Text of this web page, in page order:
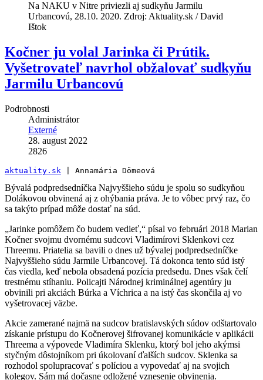
Na NAKU v Nitre priviezli aj sudkyňu Jarmilu
Urbancovú, 28.10. 2020. Zdroj: Aktuality.sk / David
Ištok
Kočner ju volal Jarinka či Prútik.
Vyšetrovateľ navrhol obžalovať sudkyňu
Jarmilu Urbancovú
Podrobnosti
Administrátor
Externé
28. august 2022
2826
aktuality.sk | Annamária Dömeová
Bývalá podpredsedníčka Najvyššieho súdu je spolu so sudkyňou
Dolákovou obvinená aj z ohýbania práva. Je to vôbec prvý raz, čo
sa takýto prípad môže dostať na súd.
„Jarinke pomôžem čo budem vedieť,“ písal vo februári 2018 Marian
Kočner svojmu dvornému sudcovi Vladimírovi Sklenkovi cez
Threemu. Priatelia sa bavili o dnes už bývalej podpredsedníčke
Najvyššieho súdu Jarmile Urbancovej. Tá dokonca tento súd istý
čas viedla, keď nebola obsadená pozícia predsedu. Dnes však čelí
trestnému stíhaniu. Policajti Národnej kriminálnej agentúry ju
obvinili pri akciách Búrka a Víchrica a na istý čas skončila aj vo
vyšetrovacej väzbe.
Akcie zamerané najmä na sudcov bratislavských súdov odštartovalo
získanie prístupu do Kočnerovej šifrovanej komunikácie v aplikácii
Threema a výpovede Vladimíra Sklenku, ktorý bol jeho akýmsi
styčným dôstojníkom pri úkolovaní ďalších sudcov. Sklenka sa
rozhodol spolupracovať s políciou a vypovedať aj na svojich
kolegov. Sám má dočasne odložené vznesenie obvinenia.